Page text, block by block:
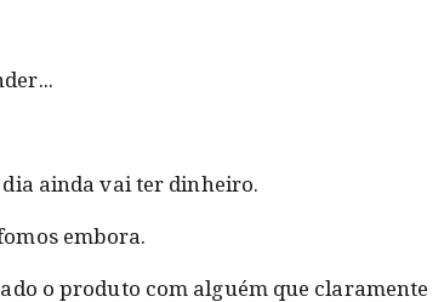
ainda vai ter dinheiro.
embora.
o produto com alguém que claramente